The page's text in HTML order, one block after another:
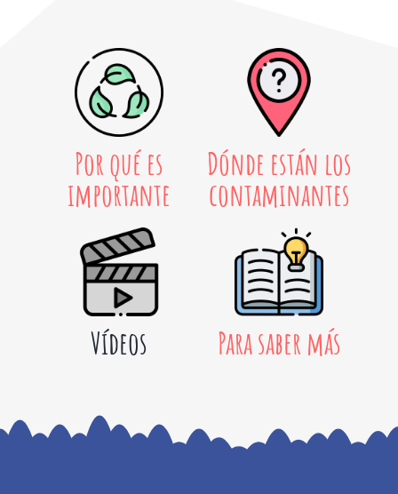
Por qué es
importante
Dónde están los
contaminantes
Vídeos Para saber más